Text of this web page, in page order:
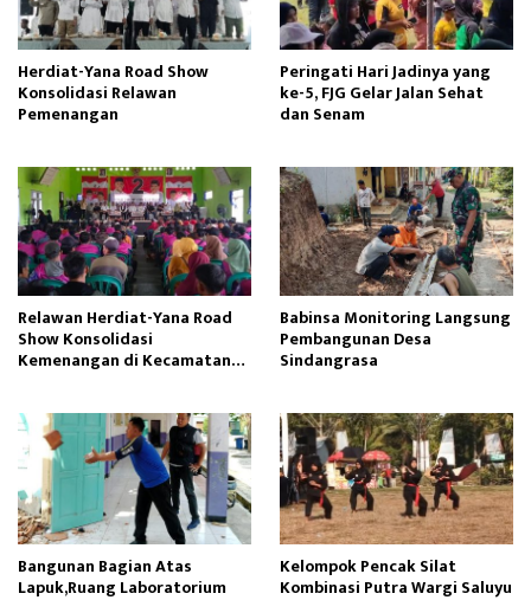
Herdiat-Yana Road Show
Konsolidasi Relawan
Pemenangan
Peringati Hari Jadinya yang
ke-5, FJG Gelar Jalan Sehat
dan Senam
Relawan Herdiat-Yana Road
Show Konsolidasi
Kemenangan di Kecamatan
Babinsa Monitoring Langsung
Pembangunan Desa
Sindangrasa
Bangunan Bagian Atas
Lapuk,Ruang Laboratorium
Kelompok Pencak Silat
Kombinasi Putra Wargi Saluyu